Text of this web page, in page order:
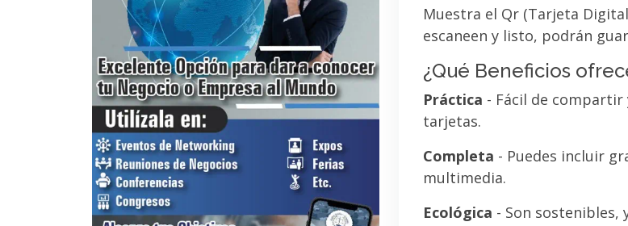
Muestra el Qr (Tarjeta
escaneen y listo, podrán
¿Qué Beneficios
Práctica - Fácil de compartir
tarjetas.
Completa - Puedes incluir
multimedia.
Ecológica - Son sostenibles,